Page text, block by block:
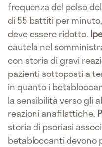
frequenza del polso
di 55 battiti per
deve essere ridotto.
cautela nel
con storia di gravi
pazienti sottoposti a
in quanto i
la sensibilità verso gli
reazioni anafilattiche.
storia di psoriasi
betabloccanti devono